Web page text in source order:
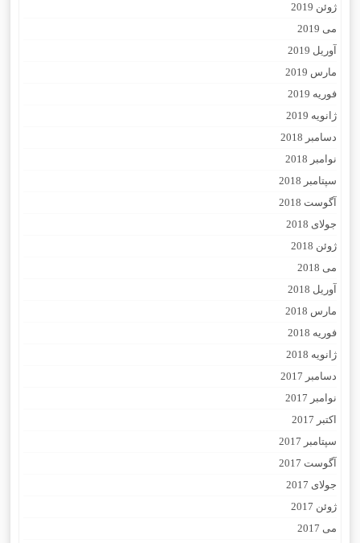
ژوئن 2019
می 2019
آوریل 2019
مارس 2019
فوریه 2019
ژانویه 2019
دسامبر 2018
نوامبر 2018
سپتامبر 2018
آگوست 2018
جولای 2018
ژوئن 2018
می 2018
آوریل 2018
مارس 2018
فوریه 2018
ژانویه 2018
دسامبر 2017
نوامبر 2017
اکتبر 2017
سپتامبر 2017
آگوست 2017
جولای 2017
ژوئن 2017
می 2017